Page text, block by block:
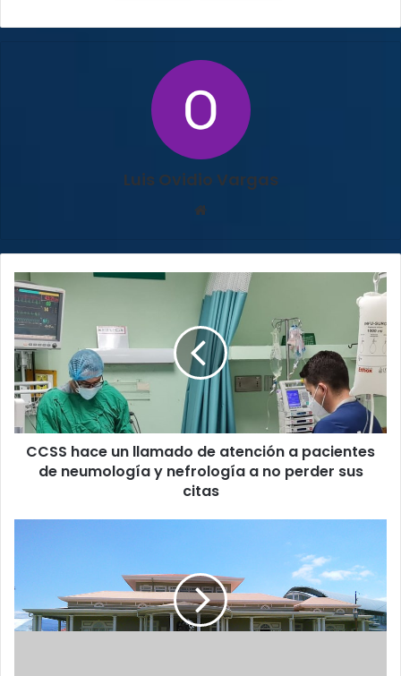
Luis Ovidio Vargas
CCSS
hace
un
llamado
de
atención
a
pacientes
de
neumología
CCSS hace un llamado de atención a pacientes
de neumología y nefrología a no perder sus
citas
Calderón
albergará